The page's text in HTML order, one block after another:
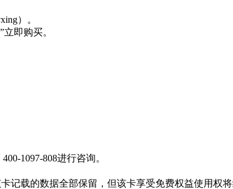
）。
即购买。
1097-808进行咨询。
记载的数据全部保留，但该卡享受免费权益使用权将